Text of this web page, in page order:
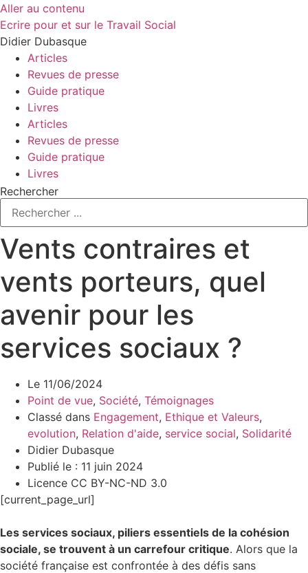
Aller au contenu
Ecrire pour et sur le Travail Social
Didier Dubasque
Articles
Revues de presse
Guide pratique
Livres
Articles
Revues de presse
Guide pratique
Livres
Rechercher
Vents contraires et
vents porteurs, quel
avenir pour les
services sociaux ?
Le 11/06/2024
Point de vue, Société, Témoignages
Classé dans Engagement, Ethique et Valeurs,
evolution, Relation d'aide, service social, Solidarité
Didier Dubasque
Publié le : 11 juin 2024
Licence CC BY-NC-ND 3.0
[current_page_url]
Les services sociaux, piliers essentiels de la cohésion
sociale, se trouvent à un carrefour critique. Alors que la
société française est confrontée à des défis sans